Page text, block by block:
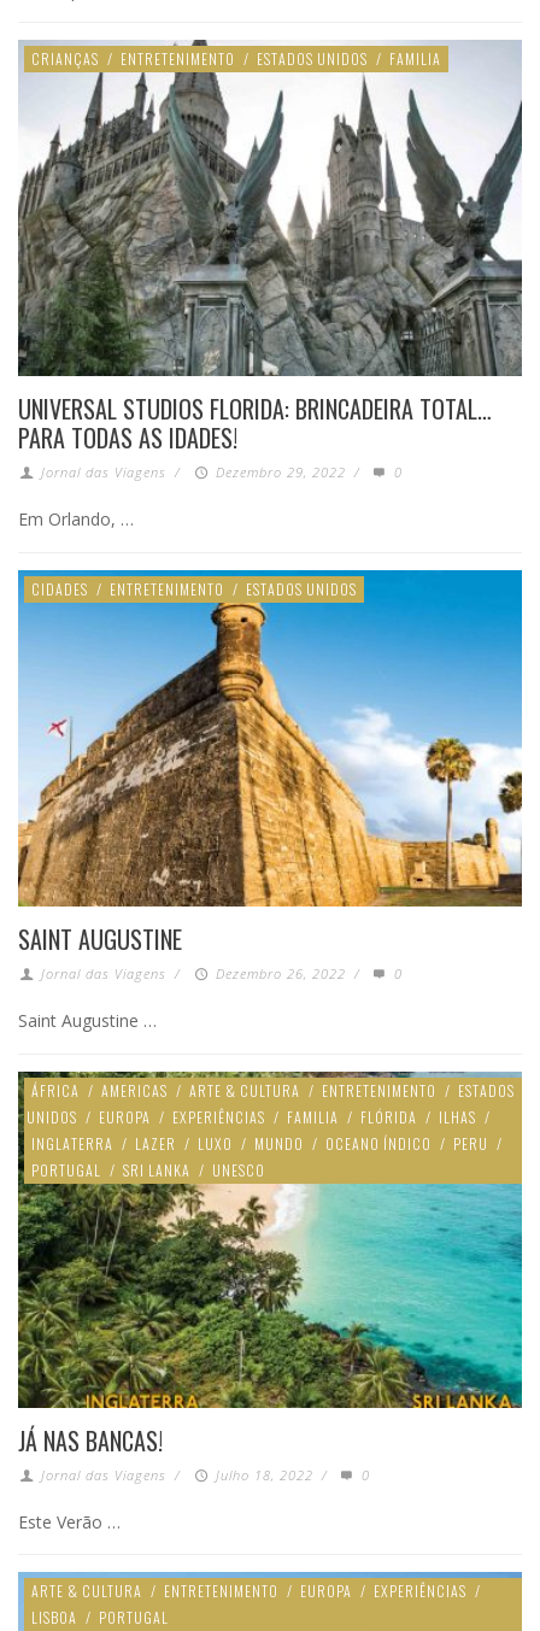
CRIANÇAS / ENTRETENIMENTO / ESTADOS UNIDOS / FAMILIA
UNIVERSAL STUDIOS FLORIDA: BRINCADEIRA TOTAL…
PARA TODAS AS IDADES!
Jornal das Viagens / Dezembro 29, 2022 / 0
Em Orlando, …
CIDADES / ENTRETENIMENTO / ESTADOS UNIDOS
SAINT AUGUSTINE
Jornal das Viagens / Dezembro 26, 2022 / 0
Saint Augustine …
ÁFRICA / AMERICAS / ARTE & CULTURA / ENTRETENIMENTO / ESTADOS
UNIDOS / EUROPA / EXPERIÊNCIAS / FAMILIA / FLÓRIDA / ILHAS /
INGLATERRA / LAZER / LUXO / MUNDO / OCEANO ÍNDICO / PERU /
PORTUGAL
/ SRI LANKA / UNESCO
JÁ NAS BANCAS!
Jornal das Viagens / Julho 18, 2022 / 0
Este Verão …
ARTE & CULTURA / ENTRETENIMENTO / EUROPA / EXPERIÊNCIAS /
LISBOA / PORTUGAL